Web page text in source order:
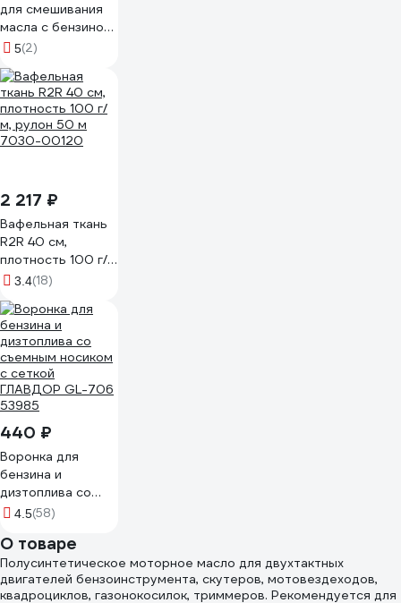
для смешивания
масла с бензином
BURAN MIX
5(2)
2 217 ₽
Вафельная ткань
R2R 40 см,
плотность 100 г/
м, рулон 50 м
3.4(18)
440 ₽
Воронка для
бензина и
дизтоплива со
съемным носиком
ГЛАВДОР GL-706
53985
4.5(58)
О товаре
Полусинтетическое моторное масло для двухтактных
двигателей бензоинструмента, скутеров, мотовездеходов,
квадроциклов, газонокосилок, триммеров. Рекомендуется для